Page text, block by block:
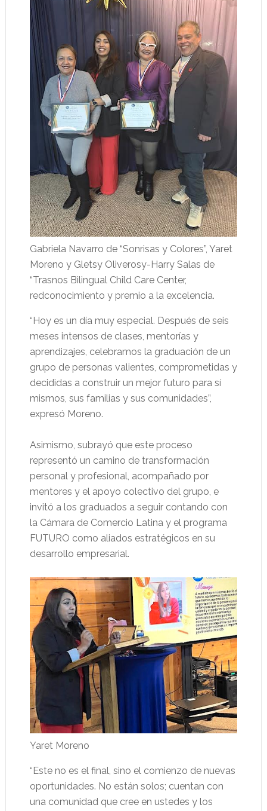
Gabriela Navarro de “Sonrisas y Colores”, Yaret
Moreno y Gletsy Oliverosy-Harry Salas de
“Trasnos Bilingual Child Care Center,
redconocimiento y premio a la excelencia.
“Hoy es un día muy especial. Después de seis
meses intensos de clases, mentorías y
aprendizajes, celebramos la graduación de un
grupo de personas valientes, comprometidas y
decididas a construir un mejor futuro para sí
mismos, sus familias y sus comunidades”,
expresó Moreno.
Asimismo, subrayó que este proceso
representó un camino de transformación
personal y profesional, acompañado por
mentores y el apoyo colectivo del grupo, e
invitó a los graduados a seguir contando con
la Cámara de Comercio Latina y el programa
FUTURO como aliados estratégicos en su
desarrollo empresarial.
Yaret Moreno
“Este no es el final, sino el comienzo de nuevas
oportunidades. No están solos; cuentan con
una comunidad que cree en ustedes y los